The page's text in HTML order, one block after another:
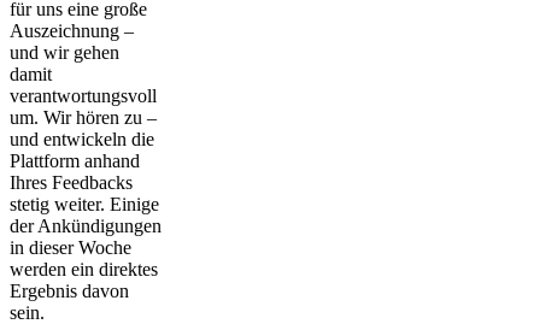
für uns eine große
Auszeichnung –
und wir gehen
damit
verantwortungsvoll
um. Wir hören zu –
und entwickeln die
Plattform anhand
Ihres Feedbacks
stetig weiter. Einige
der Ankündigungen
in dieser Woche
werden ein direktes
Ergebnis davon
sein.